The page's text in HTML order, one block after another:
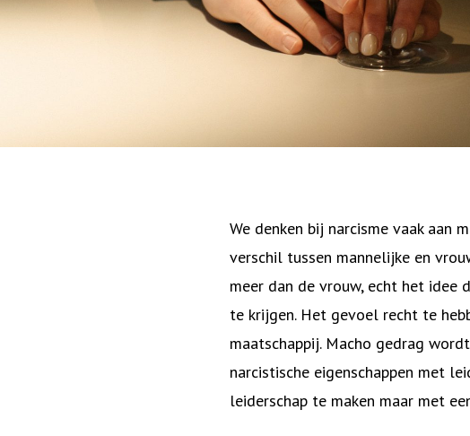
We denken bij narcisme vaak aan
verschil tussen mannelijke en
meer dan de vrouw, echt het idee
te krijgen. Het gevoel recht te
maatschappij. Macho gedrag
narcistische eigenschappen met
leiderschap te maken maar met